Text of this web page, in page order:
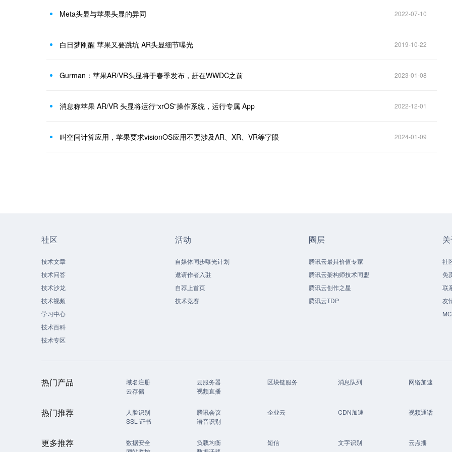
Meta头显与苹果头显的异同 2022-07-10
白日梦刚醒 苹果又要跳坑 AR头显细节曝光 2019-10-22
Gurman：苹果AR/VR头显将于春季发布，赶在WWDC之前 2023-01-08
消息称苹果 AR/VR 头显将运行“xrOS”操作系统，运行专属 App 2022-12-01
叫空间计算应用，苹果要求visionOS应用不要涉及AR、XR、VR等字眼 2024-01-09
社区
技术文章
技术问答
技术沙龙
技术视频
学习中心
技术百科
技术专区
活动
自媒体同步曝光计划
邀请作者入驻
自荐上首页
技术竞赛
圈层
腾讯云最具价值专家
腾讯云架构师技术同盟
腾讯云创作之星
腾讯云TDP
社
免
联
友
热门产品 域名注册 云服务器 区块链服务 消息队列
网络加速
云存储
视频直播
热门推荐 人脸识别 腾讯会议 企业云 CDN加速
视频通话
SSL 证书
语音识别
更多推荐 数据安全 负载均衡 短信 文字识别
云点播